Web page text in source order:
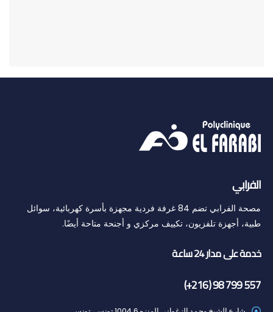
الفرابي
مصحة الفرابي تضم 84 غرفة فردية مجهزة بأسرة كهربائية، سوائل
طبية، أجهزة تلفزيون، تكييف مركزي و أجنحة متاحة أيضًا.
خدمة على مدار 24 ساعة
(+216) 98 799 557